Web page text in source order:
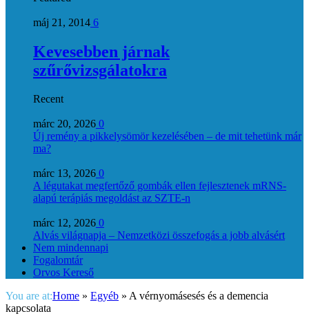
máj 21, 2014 6
Kevesebben járnak
szűrővizsgálatokra
Recent
márc 20, 2026 0
Új remény a pikkelysömör kezelésében – de mit tehetünk már
ma?
márc 13, 2026 0
A légutakat megfertőző gombák ellen fejlesztenek mRNS-
alapú terápiás megoldást az SZTE-n
márc 12, 2026 0
Alvás világnapja – Nemzetközi összefogás a jobb alvásért
Nem mindennapi
Fogalomtár
Orvos Kereső
You are at:Home » Egyéb » A vérnyomásesés és a demencia
kapcsolata